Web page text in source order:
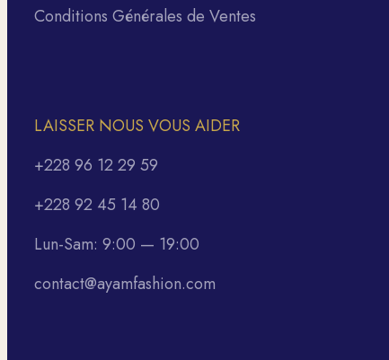
Conditions Générales de Ventes
LAISSER NOUS VOUS AIDER
+228 96 12 29 59
+228 92 45 14 80
Lun-Sam: 9:00 — 19:00
contact@ayamfashion.com